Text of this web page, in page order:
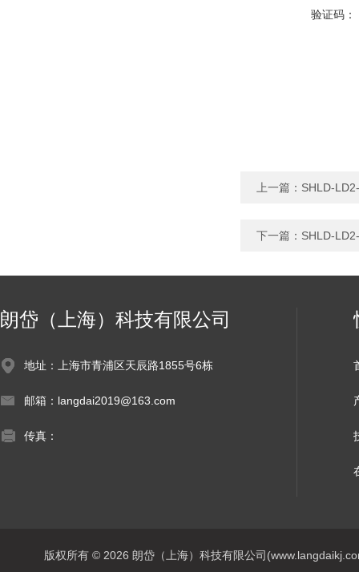
验证码：
上一篇： SHLD-
下一篇： SHLD-
朗岱（上海）科技有限公司
地址：上海市青浦区天辰路1855号6栋
邮箱：langdai2019@163.com
传真：
版权所有 © 2026 朗岱（上海）科技有限公司